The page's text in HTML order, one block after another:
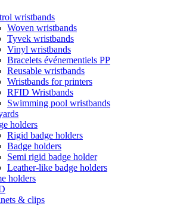
wristbands
Woven wristbands
Tyvek wristbands
Vinyl wristbands
Bracelets événementiels PP
Reusable wristbands
Wristbands for printers
RFID Wristbands
Swimming pool wristbands
holders
Rigid badge holders
Badge holders
Semi rigid badge holder
Leather-like badge holders
holders
& clips